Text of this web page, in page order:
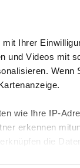
Ihrer
und Videos mit
Wenn
wie Ihre IP-
erkennen
die Daten
In